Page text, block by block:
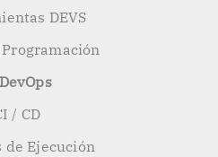
DEVS
/ CD
de Ejecución